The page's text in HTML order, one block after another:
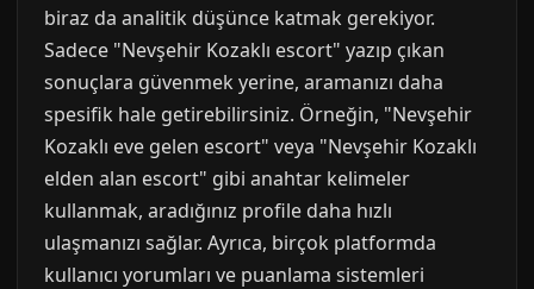
biraz da analitik düşünce katmak gerekiyor.
Sadece "Nevşehir Kozaklı escort" yazıp çıkan
sonuçlara güvenmek yerine, aramanızı daha
spesifik hale getirebilirsiniz. Örneğin, "Nevşehir
Kozaklı eve gelen escort" veya "Nevşehir Kozaklı
elden alan escort" gibi anahtar kelimeler
kullanmak, aradığınız profile daha hızlı
ulaşmanızı sağlar. Ayrıca, birçok platformda
kullanıcı yorumları ve puanlama sistemleri